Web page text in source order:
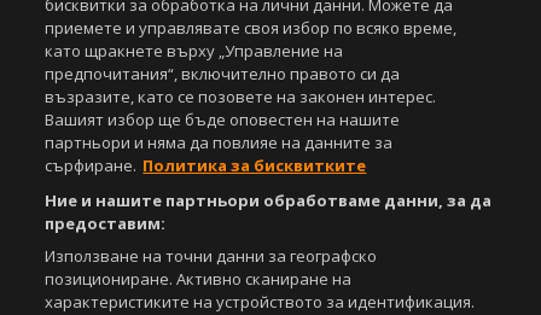
бисквитки за обработка на лични данни. Можете да
приемете и управлявате своя избор по всяко време,
като щракнете върху „Управление на
предпочитания“, включително правото си да
възразите, като се позовете на законен интерес.
Вашият избор ще бъде оповестен на нашите
партньори и няма да повлияе на данните за
сърфиране. Политика за бисквитките
Ние и нашите партньори обработваме данни, за да
предоставим:
Използване на точни данни за географско
позициониране. Активно сканиране на
характеристиките на устройството за идентификация.